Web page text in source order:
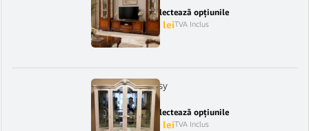
Selectează opțiunile
7.850lei–8.750 leiTVA Inclus
Vitrina 4 Usi Jessy
Selectează opțiunile
6.950lei–7.420 leiTVA Inclus